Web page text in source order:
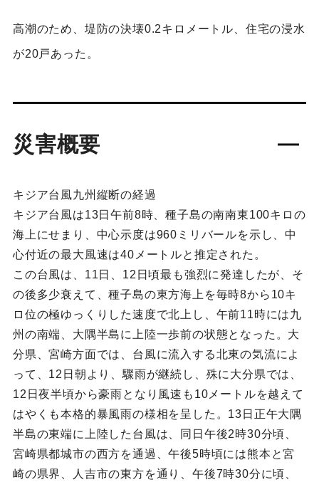
高潮のため、堤防の決壊0.2キロメートル、住宅の浸水
が20戸あった。
災害概要
キジア台風九州縦断の経過
キジア台風は13日午前8時、種子島の南南東100キロの
海上にせまり、中心示度は960ミリバールを示し、中
心付近の最大風速は40メートルと推定された。
この台風は、11日、12日頃最も強烈に発達したが、そ
の後多少衰えて、種子島の東方海上を毎時8から10キ
ロ位の極ゆっくりした速度で北上し、午前11時には九
州の南端、大隅半島に上陸一歩前の状態となった。大
分県、宮崎方面では、台風に流入する北東の気流によ
って、12日朝より、驟雨が継続し、殊に大分県では、
12日夜半頃から豪雨となり風速も10メートルを越えて
はやくも本格的暴風雨の様相を呈した。13日正午大隅
半島の東端に上陸した台風は、同日午後2時30分頃、
宮崎県都城市の西方を通過、午後5時頃には熊本と宮
崎の県界、人吉市の東方を通り、午後7時30分に頃、